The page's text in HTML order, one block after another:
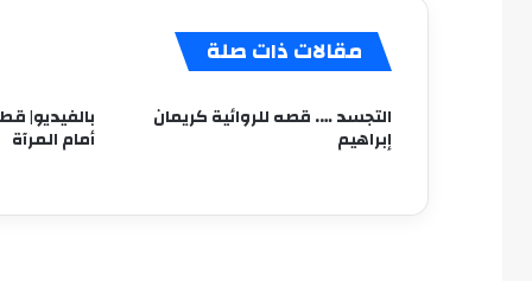
مقالات ذات صلة
التجسد …. قصه للروائية كريمان
إبراهيم
بالفيديو|
أمام المرآة